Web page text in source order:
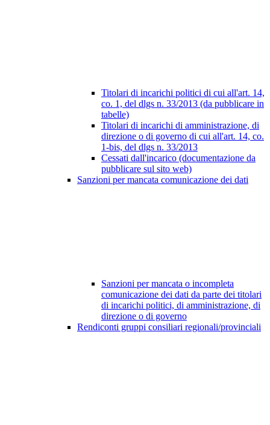
Titolari di incarichi politici di cui all'art. 14,
co. 1, del dlgs n. 33/2013 (da pubblicare in
tabelle)
Titolari di incarichi di amministrazione, di
direzione o di governo di cui all'art. 14, co.
1-bis, del dlgs n. 33/2013
Cessati dall'incarico (documentazione da
pubblicare sul sito web)
Sanzioni per mancata comunicazione dei dati
Sanzioni per mancata o incompleta
comunicazione dei dati da parte dei titolari
di incarichi politici, di amministrazione, di
direzione o di governo
Rendiconti gruppi consiliari regionali/provinciali